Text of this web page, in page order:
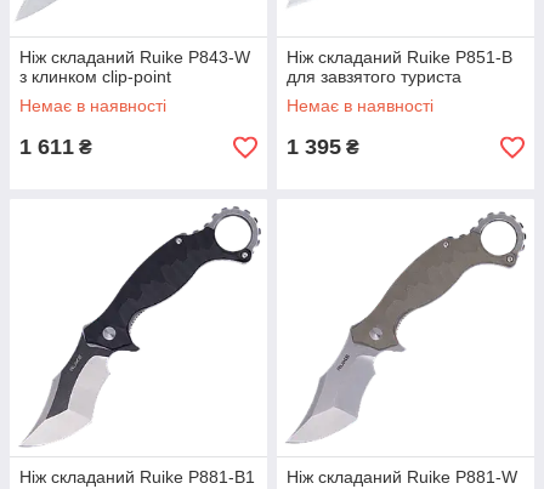
Ніж складаний Ruike P843-W
з клинком clip-point
Немає в наявності
1 611 ₴
Ніж складаний Ruike P851-B
для завзятого туриста
Немає в наявності
1 395 ₴
Ніж складаний Ruike P881-B1
Ніж складаний Ruike P881-W